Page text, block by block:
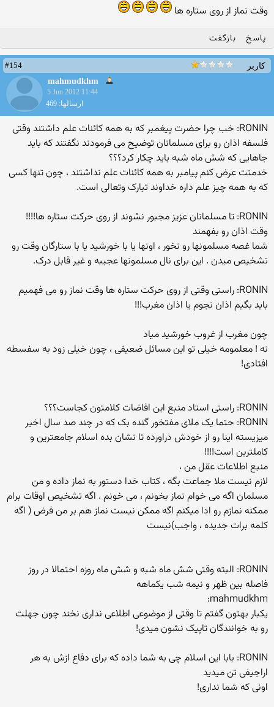
وقت نماز از روی ستاره ها
پاسخ بازگفت
کاربر
#154
mahmudkhm
5 Jun 2012 11:44
ارسالها: 469
RONIN: خب چرا حضرت پیغمبر که به همه کائنات علم داشتند وقتی
فلسفه اذان رو برای مسلمانان توضیح می فرمودند نگفتند که باید
جاهایی که شش ماه شبه باید چکار کرد؟؟؟
خدمتت عرض کنم پیامبر به همه کائنات علم نداشتند ، چون تنها کسی
که به همه چیز علم داره خداوند تبارک وتعالی است.
RONIN: تا مسلمانان عزیز مجبور نشوند از روی حرکت ستاره ها!!!!
وقت اذان رو بفهمند
شما غصه مسلمونها رو نخور ، اونها یا با خورشید یا با ستارگان وقت رو
تشخیص میدن . این برای نال مسلمونها عجیبه و غیر قابل درک.
RONIN: راستی وقتی از روی حرکت ستاره ها وقت نماز رو می فهمیم
باید بگیم اذان نجوم یا اذان مغرب!!!
چون مغرب از غروب خورشید میاد
نه ! معلمومه خیلی تو این مسائل ضعیفی ، چون خیلی زود به سفسطه
افتادی!
RONIN: راستی استاد منبع این افاضات کلامتون کجاست؟؟؟
RONIN: حتما یک ملای مفتخور گنده بک که در چند صد سال اخیر
میزیسته اینا رو از خودش دراورده تا نشان بده اسلام جامعترین و
کاملترین است!!!!
منبع اطلاعات عقل من ،
لازم نیست ملا جماعت بگه ، کتاب خدا دستور به نماز داده و من
مسلمان اگه می خوام نماز بخونم ، می خونم . اگه تشخیص اوقات برام
ممکنه نمازم رو ادا میکنم اگه ممکن نیست نماز هم بر من فرض ( اگه
کلمه برات جدیده ، واجب)نیست
RONIN: البته وقتی شش ماه شبه و شش ماه روزه احتمالا در روز
فاصله بین ظهر و نیمه شب یکماهه
mahmudkhm:
یکبار بهتون گفتم تا وقتی از موضوعی اطلاعی نداری نخند چون جهلت
رو به خوانندگان تاپیک نشون میدی!
RONIN: بابا این اسلام چی به شما داده که برای دفاع ازش به هر
اراجیفی تن میدید
اونی که شما نداری!